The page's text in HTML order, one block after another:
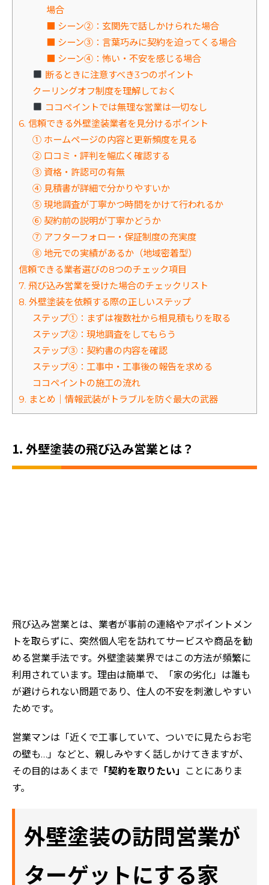
場合
■ シーン②：玄関先で話しかけられた場合
■ シーン③：言葉巧みに契約を迫ってくる場合
■ シーン④：怖い・不安を感じる場合
断るときに注意すべき3つのポイント
クーリングオフ制度を理解しておく
ココペイントでは無理な営業は一切なし
6. 信頼できる外壁塗装業者を見分けるポイント
① ホームページの内容と更新頻度を見る
② 口コミ・評判を幅広く確認する
③ 資格・許認可の有無
④ 見積書が詳細で分かりやすいか
⑤ 現地調査が丁寧かつ時間をかけて行われるか
⑥ 契約前の説明が丁寧かどうか
⑦ アフターフォロー・保証制度の充実度
⑧ 地元での実績があるか（地域密着型）
信頼できる業者選びの8つのチェック項目
7. 飛び込み営業を受けた場合のチェックリスト
8. 外壁塗装を依頼する際の正しいステップ
ステップ①：まずは複数社から相見積もりを取る
ステップ②：現地調査をしてもらう
ステップ③：契約書の内容を確認
ステップ④：工事中・工事後の報告を求める
ココペイントの施工の流れ
9. まとめ｜情報武装がトラブルを防ぐ最大の武器
1. 外壁塗装の飛び込み営業とは？
飛び込み営業とは、業者が事前の連絡やアポイントメン
トを取らずに、突然個人宅を訪れてサービスや商品を勧
める営業手法です。外壁塗装業界ではこの方法が頻繁に
利用されています。理由は簡単で、「家の劣化」は誰も
が避けられない問題であり、住人の不安を刺激しやすい
ためです。
営業マンは「近くで工事していて、ついでに見たらお宅
の壁も…」などと、親しみやすく話しかけてきますが、
その目的はあくまで 「契約を取りたい」
ことにありま
す。
外壁塗装の訪問営業が
ターゲットにする家